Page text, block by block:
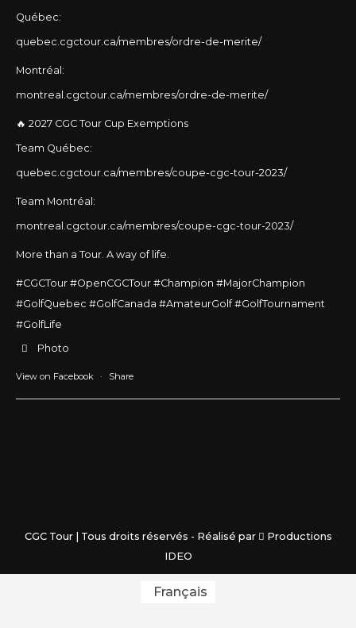
Québec:
quebec.cgctour.ca/membres/ordre-de-merite/
Montréal:
montreal.cgctour.ca/membres/ordre-de-merite/
🔥 2027 CGC Tour Cup Exemptions
Team Québec:
quebec.cgctour.ca/membres/coupe-cgc-tour-2023/
Team Montréal:
montreal.cgctour.ca/membres/coupe-cgc-tour-2023/
More than a Tour. A way of life.
#CGCTour #OpenCGCTour #Champion #MajorChampion
#GolfQuebec #GolfCanada #AmateurGolf#GolfTournament
#GolfLife
Photo
View on Facebook · Share
CGC Tour | Tous droits réservés - Réalisé par
Productions
IDEO
Français